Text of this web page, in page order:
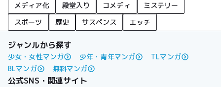
メディア化
殿堂入り コメディ
ミステリー
スポーツ
歴史 サスペンス エッチ
ジャンルから探す
少女・女性マンガ 少年・青年マンガ
TLマンガ
BLマンガ
無料マンガ
公式SNS・関連サイト